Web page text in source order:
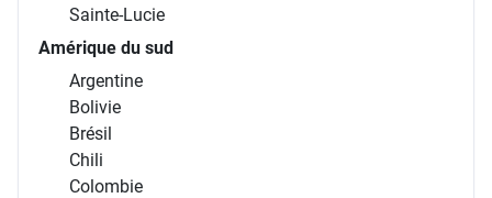
Sainte-Lucie
Amérique du sud
Argentine
Bolivie
Brésil
Chili
Colombie